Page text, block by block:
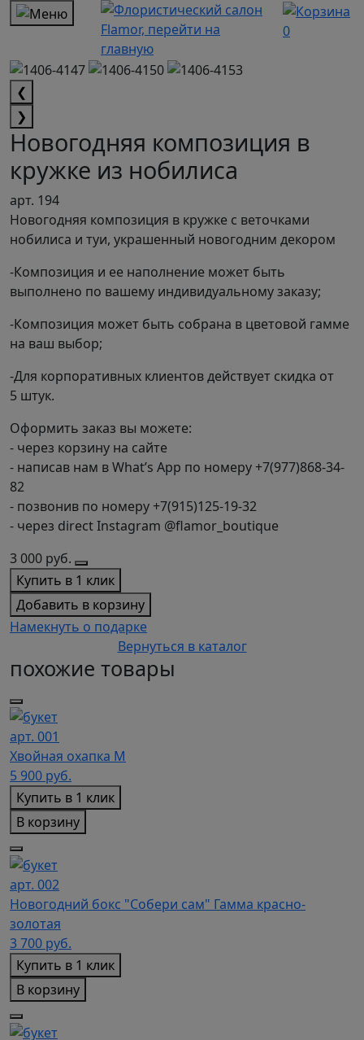
0
❮
❯
Новогодняя композиция в
кружке из нобилиса
арт. 194
Новогодняя композиция в кружке с веточками
нобилиса и туи, украшенный новогодним декором
-Композиция и ее наполнение может быть
выполнено по вашему индивидуальному заказу;
-Композиция может быть собрана в цветовой гамме
на ваш выбор;
-Для корпоративных клиентов действует скидка от
5 штук.
Оформить заказ вы можете:
- через корзину на сайте
- написав нам в What’s App по номеру +7(977)868-34-
82
- позвонив по номеру +7(915)125-19-32
- через direct Instagram @flamor_boutique
3 000 руб.
Купить в 1 клик
Добавить в корзину
Намекнуть о подарке
Вернуться в каталог
похожие товары
арт. 001
Хвойная охапка M
5 900 руб.
Купить в 1 клик
В корзину
арт. 002
Новогодний бокс "Собери сам" Гамма красно-
золотая
3 700 руб.
Купить в 1 клик
В корзину